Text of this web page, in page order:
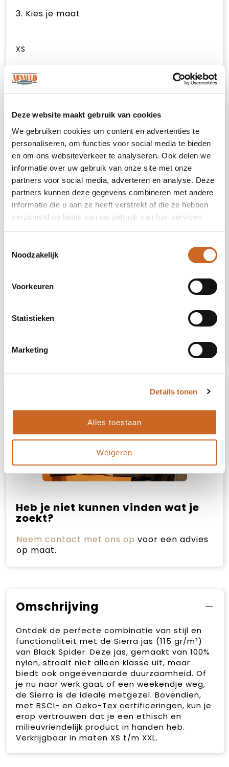
Deze website maakt gebruik van cookies
We gebruiken cookies om content en advertenties te
personaliseren, om functies voor social media te bieden
en om ons websiteverkeer te analyseren. Ook delen we
informatie over uw gebruik van onze site met onze
partners voor social media, adverteren en analyse. Deze
partners kunnen deze gegevens combineren met andere
informatie die u aan ze heeft verstrekt of die ze hebben
verzameld op basis van uw gebruik van hun services.
Noodzakelijk
Voorkeuren
Statistieken
Marketing
Details tonen
Alles toestaan
Weigeren
3. Kies je maat
XS
S
L
XL
XXL
Prijsopgave
Selecteer jouw opties voor de prijsopgave.
Toevoegen aan winkelwagen
Heb je niet kunnen vinden wat je
zoekt?
Neem contact met ons op voor een advies
op maat.
Omschrijving
Ontdek de perfecte combinatie van stijl en
functionaliteit met de Sierra jas (115 gr/m²)
van Black Spider. Deze jas, gemaakt van 100%
nylon, straalt niet alleen klasse uit, maar
biedt ook ongeëvenaarde duurzaamheid. Of
je nu naar werk gaat of een weekendje weg,
de Sierra is de ideale metgezel. Bovendien,
met BSCI- en Oeko-Tex certificeringen, kun je
erop vertrouwen dat je een ethisch en
milieuvriendelijk product in handen heb.
Verkrijgbaar in maten XS t/m XXL.